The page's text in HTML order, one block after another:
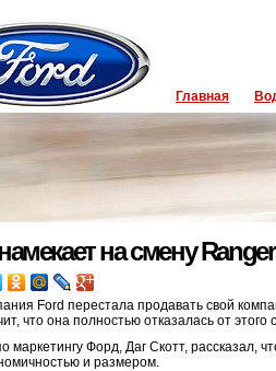
Главная
на смену Ranger
Ford перестала продавать свой
что она полностью отказалась от этого
маркетингу Форд, Даг Скотт, рассказал,
и размером.